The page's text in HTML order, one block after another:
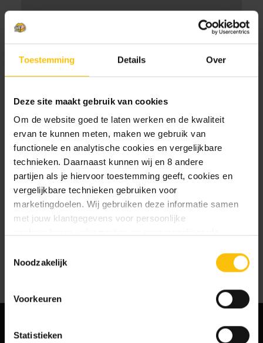
Toestemming Details Over
Deze site maakt gebruik van cookies
Om de website goed te laten werken en de kwaliteit
ervan te kunnen meten, maken we gebruik van
functionele en analytische cookies en vergelijkbare
technieken. Daarnaast kunnen wij en 8 andere
partijen als je hiervoor toestemming geeft, cookies en
vergelijkbare technieken gebruiken voor
marketingdoelen. Wij gebruiken deze informatie samen
met jouw klantgegevens voor persoonlijke
ervaringen: je eigen DTDD (gepersonaliseerde
aanbevelingen, functionaliteiten en communicatie binnen
dtdd.nl (relevante advertenties op websites en apps van
onze privacy policy
Noodzakelijk
Voorkeuren
Statistieken
Maak een account aan bij ons
Sneller af te rekenen
Meerdere verzendadressen op
Jouw bestelgeschiedenis te
bekijken
Nieuwe bestellingen te volgen
Artikelen opslaan in jouw
verlanglijstje
Account aanmaken
MELD JE AAN VOOR ONZE NIEUWSBRIEF